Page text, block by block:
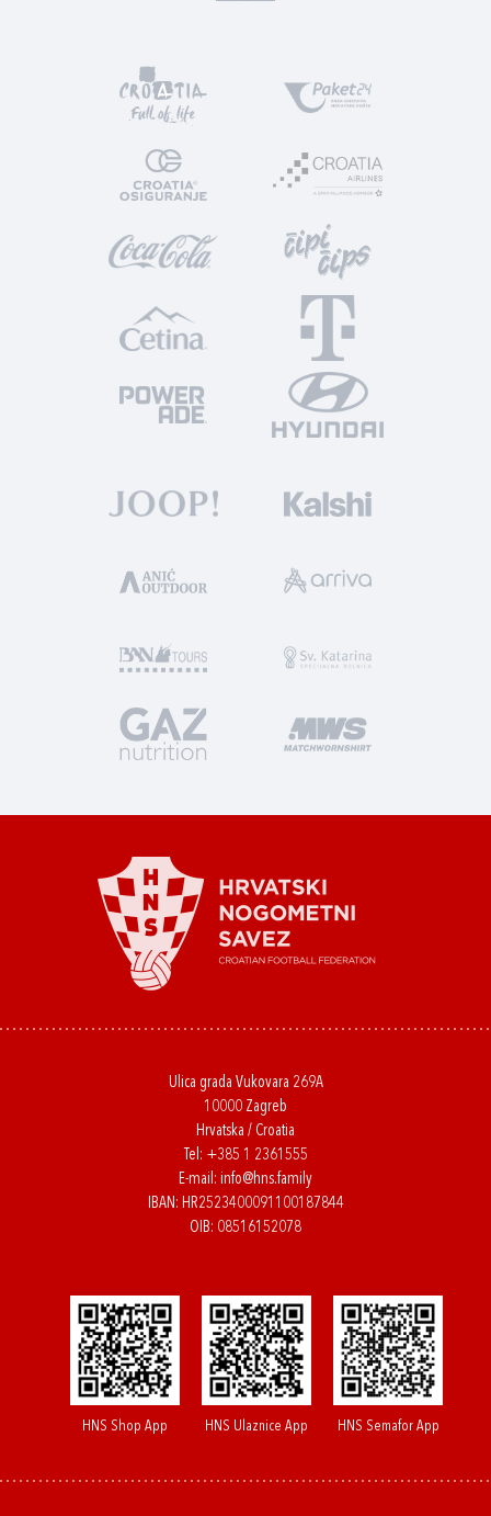
Ulica grada Vukovara 269A
10000 Zagreb
Hrvatska / Croatia
Tel: +385 1 2361555
E-mail: info@hns.family
IBAN: HR2523400091100187844
OIB: 08516152078
HNS Shop App HNS Ulaznice App HNS Semafor App